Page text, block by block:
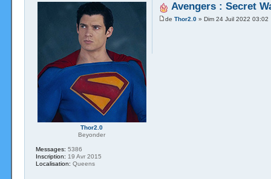
Avengers : Secret
de Thor2.0» Dim 24 Juil 2022 03:02
Thor2.0
Beyonder
Messages: 5386
Inscription: 19 Avr 2015
Localisation: Queens